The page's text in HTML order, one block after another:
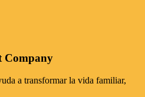
Company
a transformar la vida familiar,